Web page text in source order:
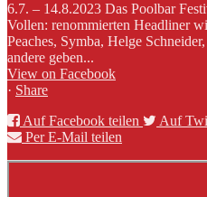
6.7. – 14.8.2023 Das Poolbar
Vollen: renommierten Headliner
Peaches, Symba, Helge
andere geben...
View on Facebook
· Share
Auf Facebook teilen
Auf
Per E-Mail teilen